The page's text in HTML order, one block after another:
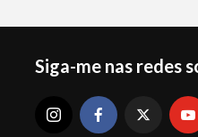
Siga-me nas redes